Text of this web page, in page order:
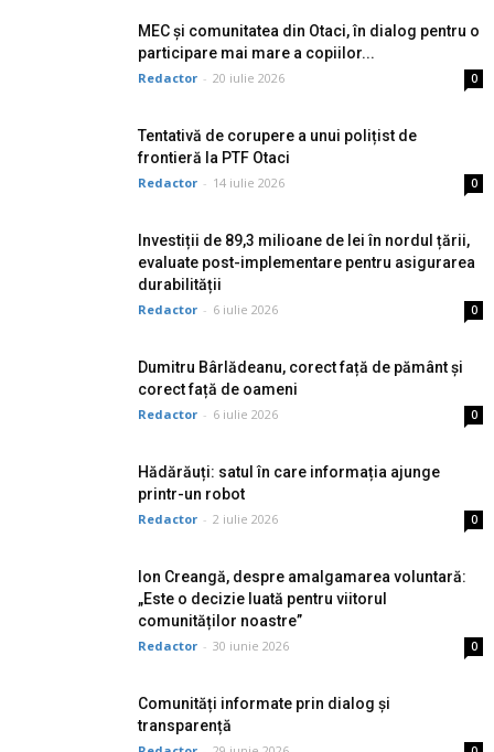
MEC și comunitatea din Otaci, în dialog pentru o
participare mai mare a copiilor...
Redactor - 20 iulie 2026 0
Tentativă de corupere a unui polițist de
frontieră la PTF Otaci
Redactor - 14 iulie 2026 0
Investiții de 89,3 milioane de lei în nordul țării,
evaluate post-implementare pentru asigurarea
durabilității
Redactor - 6 iulie 2026 0
Dumitru Bârlădeanu, corect față de pământ și
corect față de oameni
Redactor - 6 iulie 2026 0
Hădărăuți: satul în care informația ajunge
printr-un robot
Redactor - 2 iulie 2026 0
Ion Creangă, despre amalgamarea voluntară:
„Este o decizie luată pentru viitorul
comunităților noastre”
Redactor - 30 iunie 2026 0
Comunități informate prin dialog și
transparență